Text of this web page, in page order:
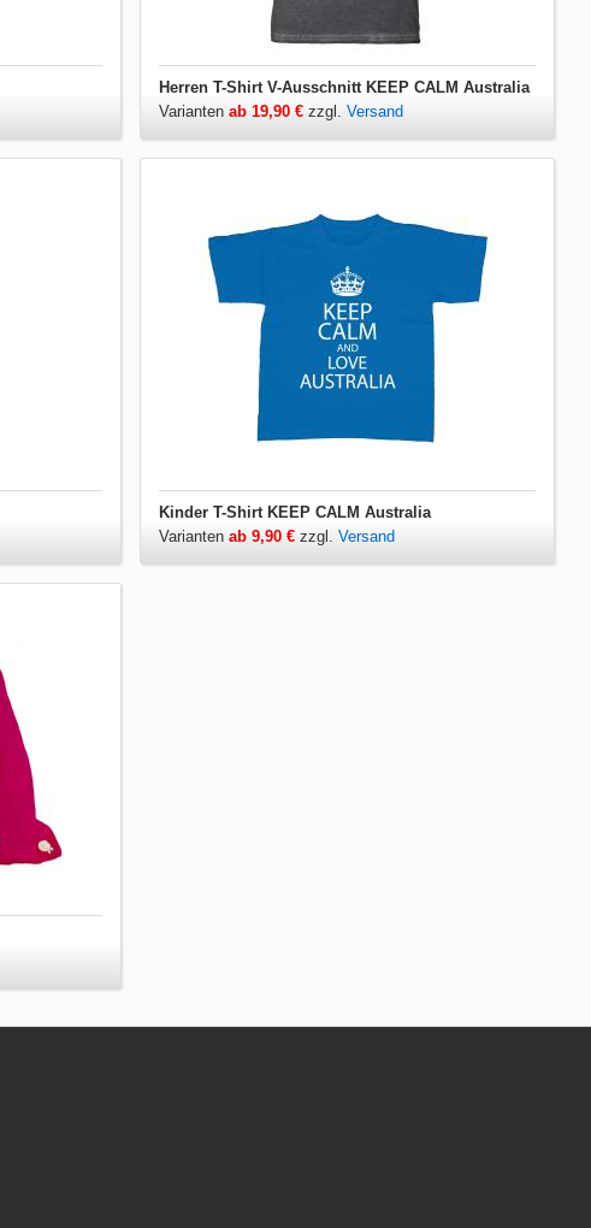
Herren T-Shirt V-Ausschnitt KEEP CALM Australia
Variantenab 19,90 € zzgl.Versand
Kinder T-Shirt KEEP CALM Australia
Variantenab 9,90 € zzgl.Versand